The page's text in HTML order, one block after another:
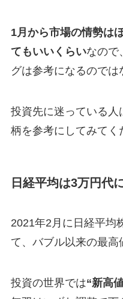
1月から市場の情勢は
てもいいくらいなので
グは参考になるのでは
投資先に迷っている
柄を参考にしてみてく
日経平均は3万円代
2021年2月に日経平均
て、バブル以来の最高
投資の世界では“新高